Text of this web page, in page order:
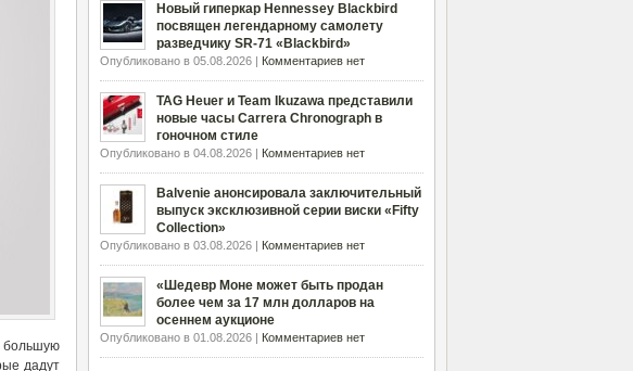
большую
дадут
Новый гиперкар Hennessey Blackbird
посвящен легендарному самолету
разведчику SR-71 «Blackbird»
Опубликовано в 05.08.2026 | Комментариев нет
TAG Heuer и Team Ikuzawa представили
новые часы Carrera Chronograph в
гоночном стиле
Опубликовано в 04.08.2026 | Комментариев нет
Balvenie анонсировала заключительный
выпуск эксклюзивной серии виски «Fifty
Collection»
Опубликовано в 03.08.2026 | Комментариев нет
«Шедевр Моне может быть продан
более чем за 17 млн долларов на
осеннем аукционе
Опубликовано в 01.08.2026 | Комментариев нет